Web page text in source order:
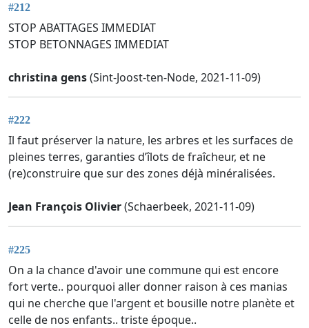
#212
STOP ABATTAGES IMMEDIAT
STOP BETONNAGES IMMEDIAT
christina gens(Sint-Joost-ten-Node, 2021-11-09)
#222
Il faut préserver la nature, les arbres et les surfaces de
pleines terres, garanties d’îlots de fraîcheur, et ne
(re)construire que sur des zones déjà minéralisées.
Jean François Olivier(Schaerbeek, 2021-11-09)
#225
On a la chance d'avoir une commune qui est encore
fort verte.. pourquoi aller donner raison à ces manias
qui ne cherche que l'argent et bousille notre planète et
celle de nos enfants.. triste époque..